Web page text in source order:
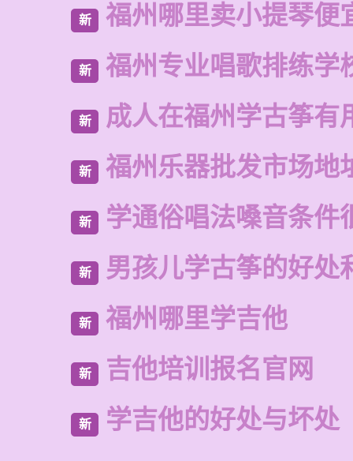
新 福州哪里卖小提琴便
新 福州专业唱歌排练学
新 成人在福州学古筝有
新 福州乐器批发市场地
新 学通俗唱法嗓音条件
新 男孩儿学古筝的好处
新 福州哪里学吉他
新 吉他培训报名官网
新 学吉他的好处与坏处